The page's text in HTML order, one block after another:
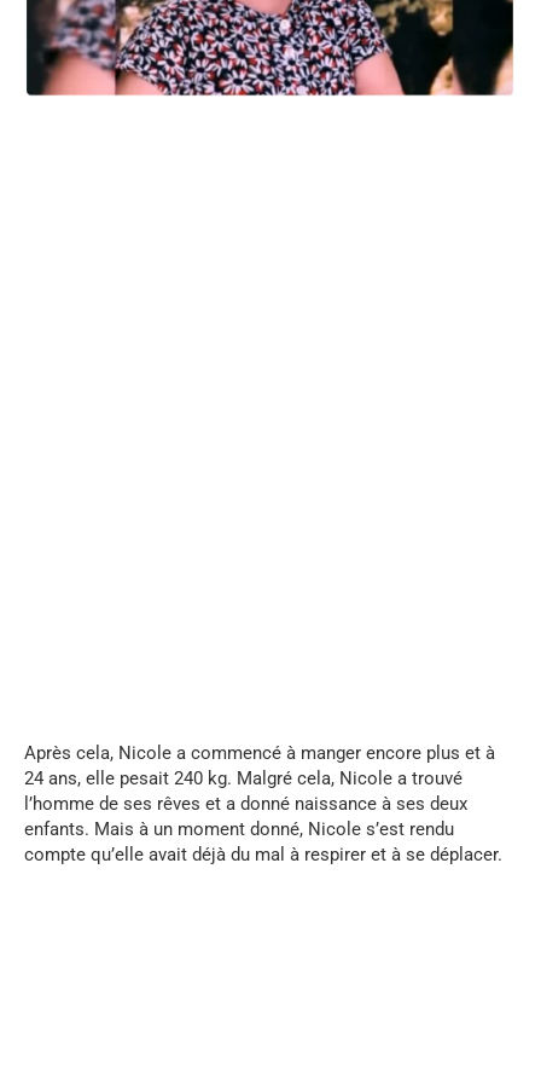
Après cela, Nicole a commencé à manger encore plus et à
24 ans, elle pesait 240 kg. Malgré cela, Nicole a trouvé
l’homme de ses rêves et a donné naissance à ses deux
enfants. Mais à un moment donné, Nicole s’est rendu
compte qu’elle avait déjà du mal à respirer et à se déplacer.